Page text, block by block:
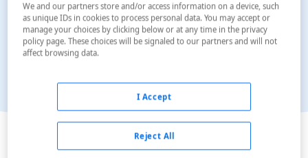
We and our partners store and/or access information on a device, such
as unique IDs in cookies to process personal data. You may accept or
manage your choices by clicking below or at any time in the privacy
policy page. These choices will be signaled to our partners and will not
affect browsing data.
Reject All
I Accept